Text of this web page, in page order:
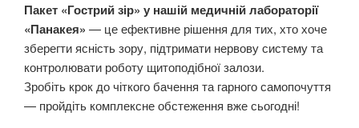
Пакет «Гострий зір» у нашій медичній лабораторії
«Панакея» — це ефективне рішення для тих, хто хоче
зберегти ясність зору, підтримати нервову систему та
контролювати роботу щитоподібної залози.
Зробіть крок до чіткого бачення та гарного самопочуття
— пройдіть комплексне обстеження вже сьогодні!